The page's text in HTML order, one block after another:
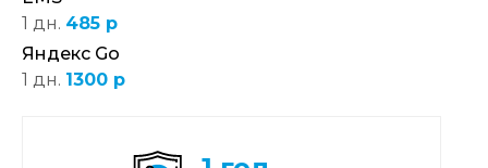
1 дн. 485 р
Яндекс Go
1 дн. 1300 р